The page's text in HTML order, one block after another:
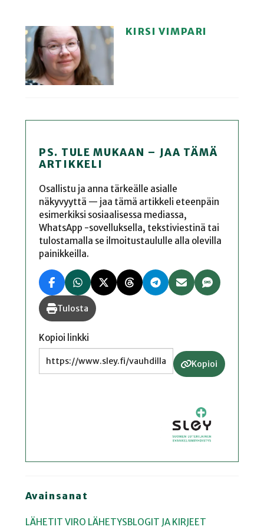
KIRSI VIMPARI
PS. TULE MUKAAN – JAA TÄMÄ
ARTIKKELI
Osallistu ja anna tärkeälle asialle
näkyvyyttä — jaa tämä artikkeli eteenpäin
esimerkiksi sosiaalisessa mediassa,
WhatsApp -sovelluksella, tekstiviestinä tai
tulostamalla se ilmoitustaululle alla olevilla
painikkeilla.
Tulosta
Kopioi linkki
Kopioi
Avainsanat
LÄHETIT VIRO LÄHETYSBLOGIT JA KIRJEET